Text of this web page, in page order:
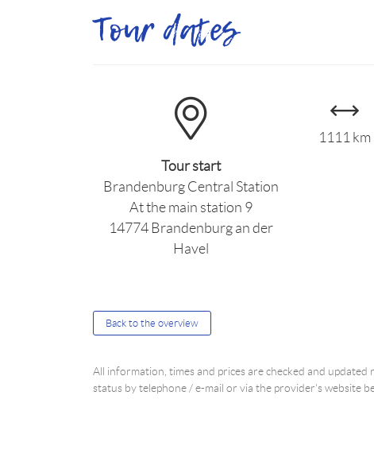
Tour dates
Tour start
Brandenburg Central Station
At the main station 9
14774 Brandenburg an der
Havel
1111 km
Back to the overview
All information, times and prices are checked and
status by telephone / e-mail or via the provider's website